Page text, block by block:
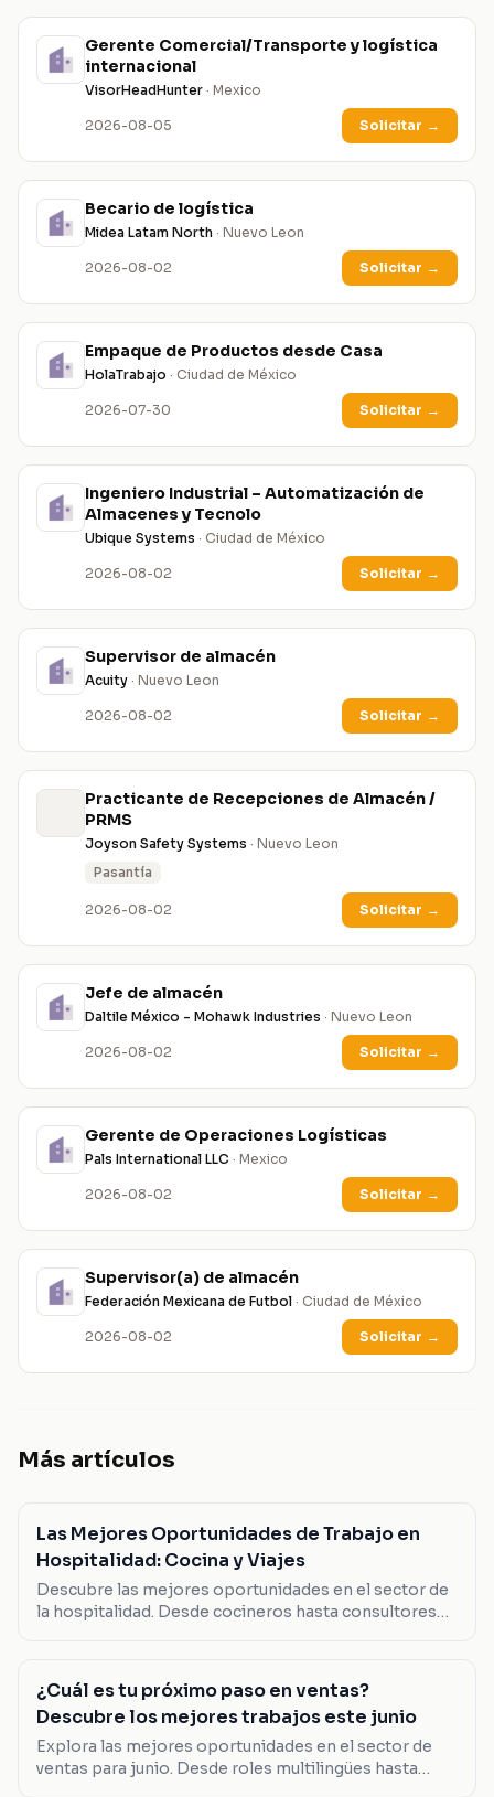
Gerente Comercial/Transporte y logística
internacional
VisorHeadHunter · Mexico
2026-08-05 Solicitar →
Becario de logística
Midea Latam North · Nuevo Leon
2026-08-02 Solicitar →
Empaque de Productos desde Casa
HolaTrabajo · Ciudad de México
2026-07-30 Solicitar →
Ingeniero Industrial – Automatización de
Almacenes y Tecnolo
Ubique Systems · Ciudad de México
2026-08-02 Solicitar →
Supervisor de almacén
Acuity · Nuevo Leon
2026-08-02 Solicitar →
Practicante de Recepciones de Almacén /
PRMS
Joyson Safety Systems · Nuevo Leon
Pasantía
2026-08-02 Solicitar →
Jefe de almacén
Daltile México - Mohawk Industries · Nuevo Leon
2026-08-02 Solicitar →
Gerente de Operaciones Logísticas
Pals International LLC · Mexico
2026-08-02 Solicitar →
Supervisor(a) de almacén
Federación Mexicana de Futbol · Ciudad de México
2026-08-02 Solicitar →
Más artículos
Las Mejores Oportunidades de Trabajo en
Hospitalidad: Cocina y Viajes
Descubre las mejores oportunidades en el sector de
la hospitalidad. Desde cocineros hasta consultores
¿Cuál es tu próximo paso en ventas?
Descubre los mejores trabajos este junio
Explora las mejores oportunidades en el sector de
ventas para junio. Desde roles multilingües hasta